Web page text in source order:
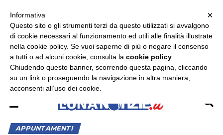
ASCOLTA RADIO LUNA
APPUNTAMENTI
×
×
Informativa
Questo sito o gli strumenti terzi da questo utilizzati si avvalgono
di cookie necessari al funzionamento ed utili alle finalità illustrate
nella cookie policy. Se vuoi saperne di più o negare il consenso
a tutti o ad alcuni cookie, consulta la cookie policy
Chiudendo questo banner, scorrendo questa pagina, cliccando
su un link o proseguendo la navigazione in altra maniera,
acconsenti all’uso dei cookie.